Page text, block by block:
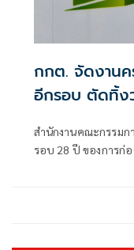
กกต. จัดงาน
อีกรอบ ตัดทิ้ง
สำนักงานคณะกรรมก
รอบ 28 ปี ของการก่อตั้งสำนักงาน ที่จ